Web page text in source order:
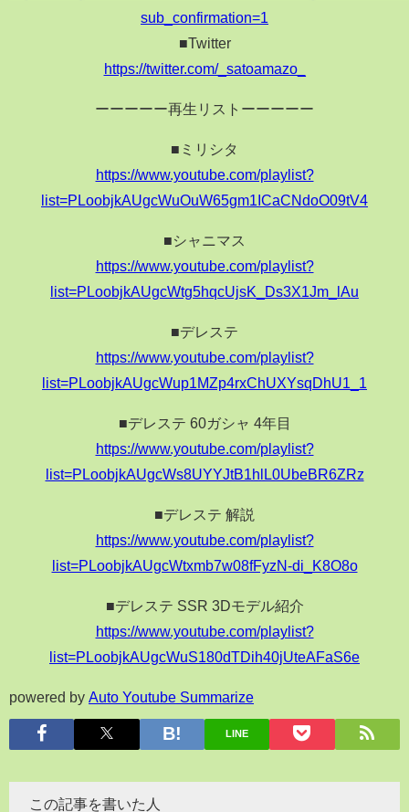
sub_confirmation=1
■Twitter
https://twitter.com/_satoamazo_
ーーーーー再生リストーーーーー
■ミリシタ
https://www.youtube.com/playlist?
list=PLoobjkAUgcWuOuW65gm1ICaCNdoO09tV4
■シャニマス
https://www.youtube.com/playlist?
list=PLoobjkAUgcWtg5hqcUjsK_Ds3X1Jm_lAu
■デレステ
https://www.youtube.com/playlist?
list=PLoobjkAUgcWup1MZp4rxChUXYsqDhU1_1
■デレステ 60ガシャ 4年目
https://www.youtube.com/playlist?
list=PLoobjkAUgcWs8UYYJtB1hlL0UbeBR6ZRz
■デレステ 解説
https://www.youtube.com/playlist?
list=PLoobjkAUgcWtxmb7w08fFyzN-di_K8O8o
■デレステ SSR 3Dモデル紹介
https://www.youtube.com/playlist?
list=PLoobjkAUgcWuS180dTDih40jUteAFaS6e
powered by Auto Youtube Summarize
LINE
この記事を書いた人